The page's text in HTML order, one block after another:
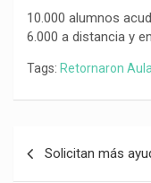
10.000 alumnos
6.000 a distancia y
Tags: Retornaron
Solicitan más